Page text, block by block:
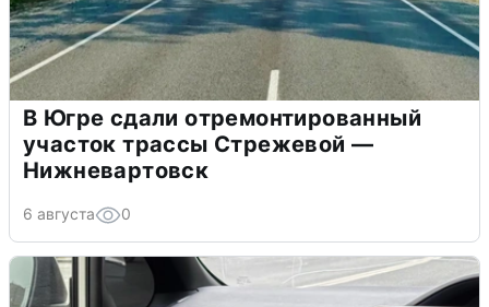
В Югре сдали отремонтированный
участок трассы Стрежевой —
Нижневартовск
6 августа 0